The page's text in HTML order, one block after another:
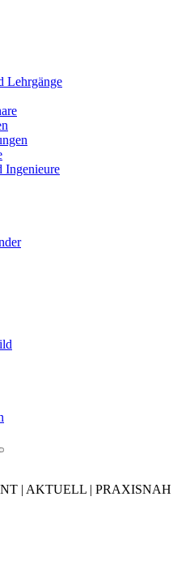
Lehrgänge
Ingenieure
| AKTUELL | PRAXISNAH